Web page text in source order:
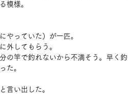
模様。
やっていた）が一匹。
外してもらう。
の竿で釣れないから不満そう。早く
た。
言い出した。